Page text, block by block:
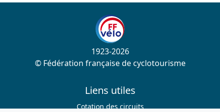
1923-2026
© Fédération française de cyclotourisme
Liens utiles
Cotation des circuits